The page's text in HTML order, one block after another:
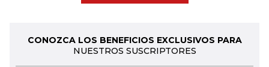
CONOZCA LOS BENEFICIOS EXCLUSIVOS PARA
NUESTROS SUSCRIPTORES